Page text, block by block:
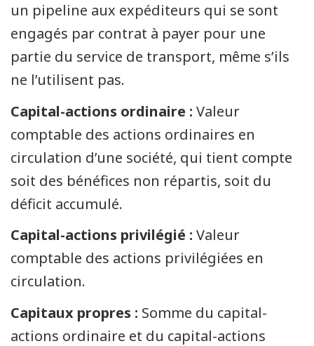
un pipeline aux expéditeurs qui se sont
engagés par contrat à payer pour une
partie du service de transport, même s’ils
ne l’utilisent pas.
Capital-actions ordinaire : Valeur
comptable des actions ordinaires en
circulation d’une société, qui tient compte
soit des bénéfices non répartis, soit du
déficit accumulé.
Capital-actions privilégié : Valeur
comptable des actions privilégiées en
circulation.
Capitaux propres : Somme du capital-
actions ordinaire et du capital-actions